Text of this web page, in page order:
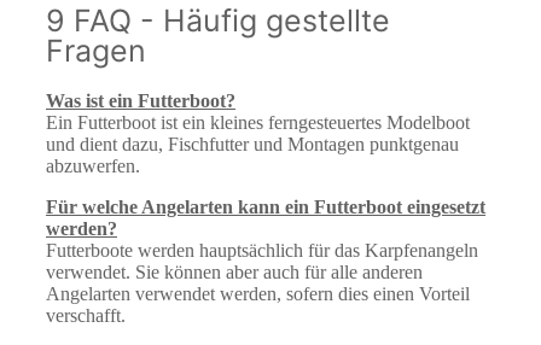
9 FAQ - Häufig gestellte
Fragen
Was ist ein Futterboot?
Ein Futterboot ist ein kleines ferngesteuertes Modelboot
und dient dazu, Fischfutter und Montagen punktgenau
abzuwerfen.
Für welche Angelarten kann ein Futterboot eingesetzt
werden?
Futterboote werden hauptsächlich für das Karpfenangeln
verwendet. Sie können aber auch für alle anderen
Angelarten verwendet werden, sofern dies einen Vorteil
verschafft.